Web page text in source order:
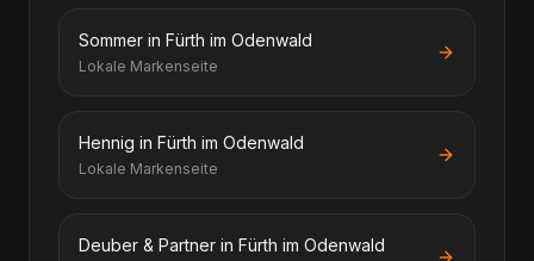
Sommer in Fürth im Odenwald
Lokale Markenseite
Hennig in Fürth im Odenwald
Lokale Markenseite
Deuber & Partner in Fürth im Odenwald